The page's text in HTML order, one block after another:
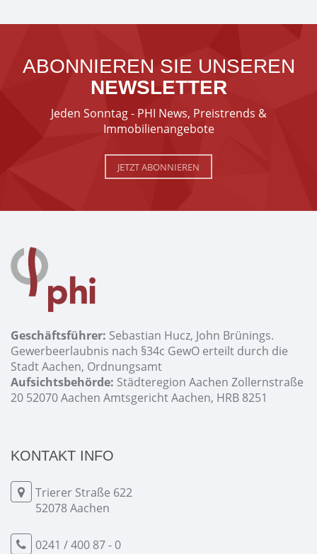
ABONNIEREN SIE UNSEREN
NEWSLETTER
Jeden Sonntag - PHI News, Preistrends &
Immobilienangebote
JETZT ABONNIEREN
Geschäftsführer: Sebastian Hucz, John Brünings.
Gewerbeerlaubnis nach §34c GewO erteilt durch die
Stadt Aachen, Ordnungsamt
Aufsichtsbehörde: Städteregion Aachen Zollernstraße
20 52070 Aachen Amtsgericht Aachen, HRB 8251
KONTAKT INFO
Trierer Straße 622
52078 Aachen
0241 / 400 87 - 0